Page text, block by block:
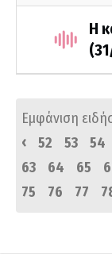
Η
Εμφάνιση
‹
52 53 54
63
64 65
75
76 77